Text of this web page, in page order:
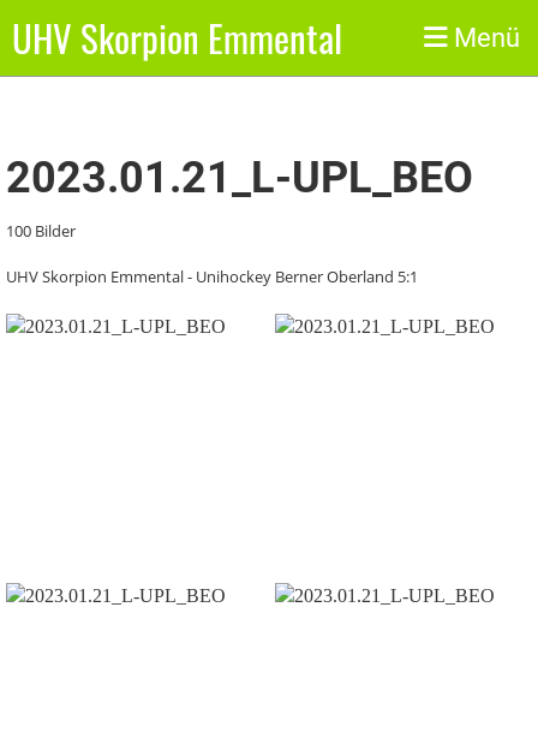
UHV Skorpion Emmental Menü
Zurück
2023.01.21_L-UPL_BEO
100 Bilder
UHV Skorpion Emmental - Unihockey Berner Oberland 5:1